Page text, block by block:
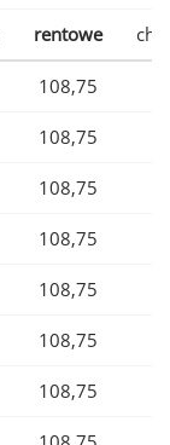
rentowe
108,75
108,75
108,75
108,75
108,75
108,75
108,75